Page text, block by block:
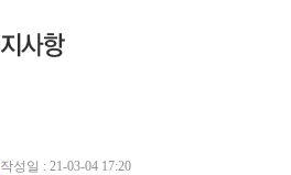
작성일 : 21-03-04 17:20